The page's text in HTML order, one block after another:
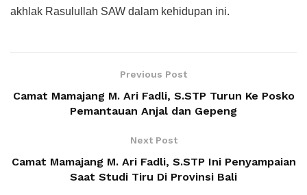
akhlak Rasulullah SAW dalam kehidupan ini.
Previous Post
Camat Mamajang M. Ari Fadli, S.STP Turun Ke Posko
Pemantauan Anjal dan Gepeng
Next Post
Camat Mamajang M. Ari Fadli, S.STP Ini Penyampaian
Saat Studi Tiru Di Provinsi Bali